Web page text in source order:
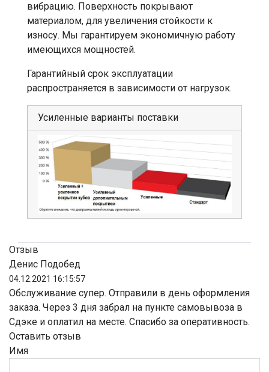
вибрацию. Поверхность покрывают
материалом, для увеличения стойкости к
износу. Мы гарантируем экономичную работу
имеющихся мощностей.
Гарантийный срок эксплуатации
распространяется в зависимости от нагрузок.
Усиленные варианты поставки
Отзыв
Денис Подобед
04.12.2021 16:15:57
Обслуживание супер. Отправили в день оформления
заказа. Через 3 дня забрал на пункте самовывоза в
Сдэке и оплатил на месте. Спасибо за оперативность.
Оставить отзыв
Имя